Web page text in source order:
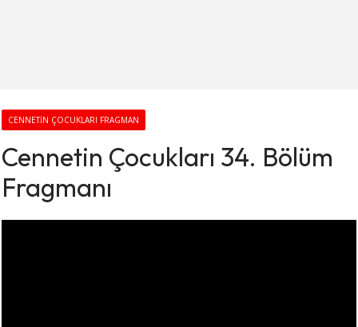
CENNETIN ÇOCUKLARI FRAGMAN
Cennetin Çocukları 34. Bölüm
Fragmanı